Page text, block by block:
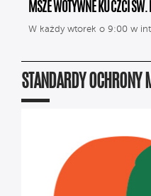
MSZE WOTYWNE KU CZCI
W każdy wtorek o 9:00 w
STANDARDY OCHRONY